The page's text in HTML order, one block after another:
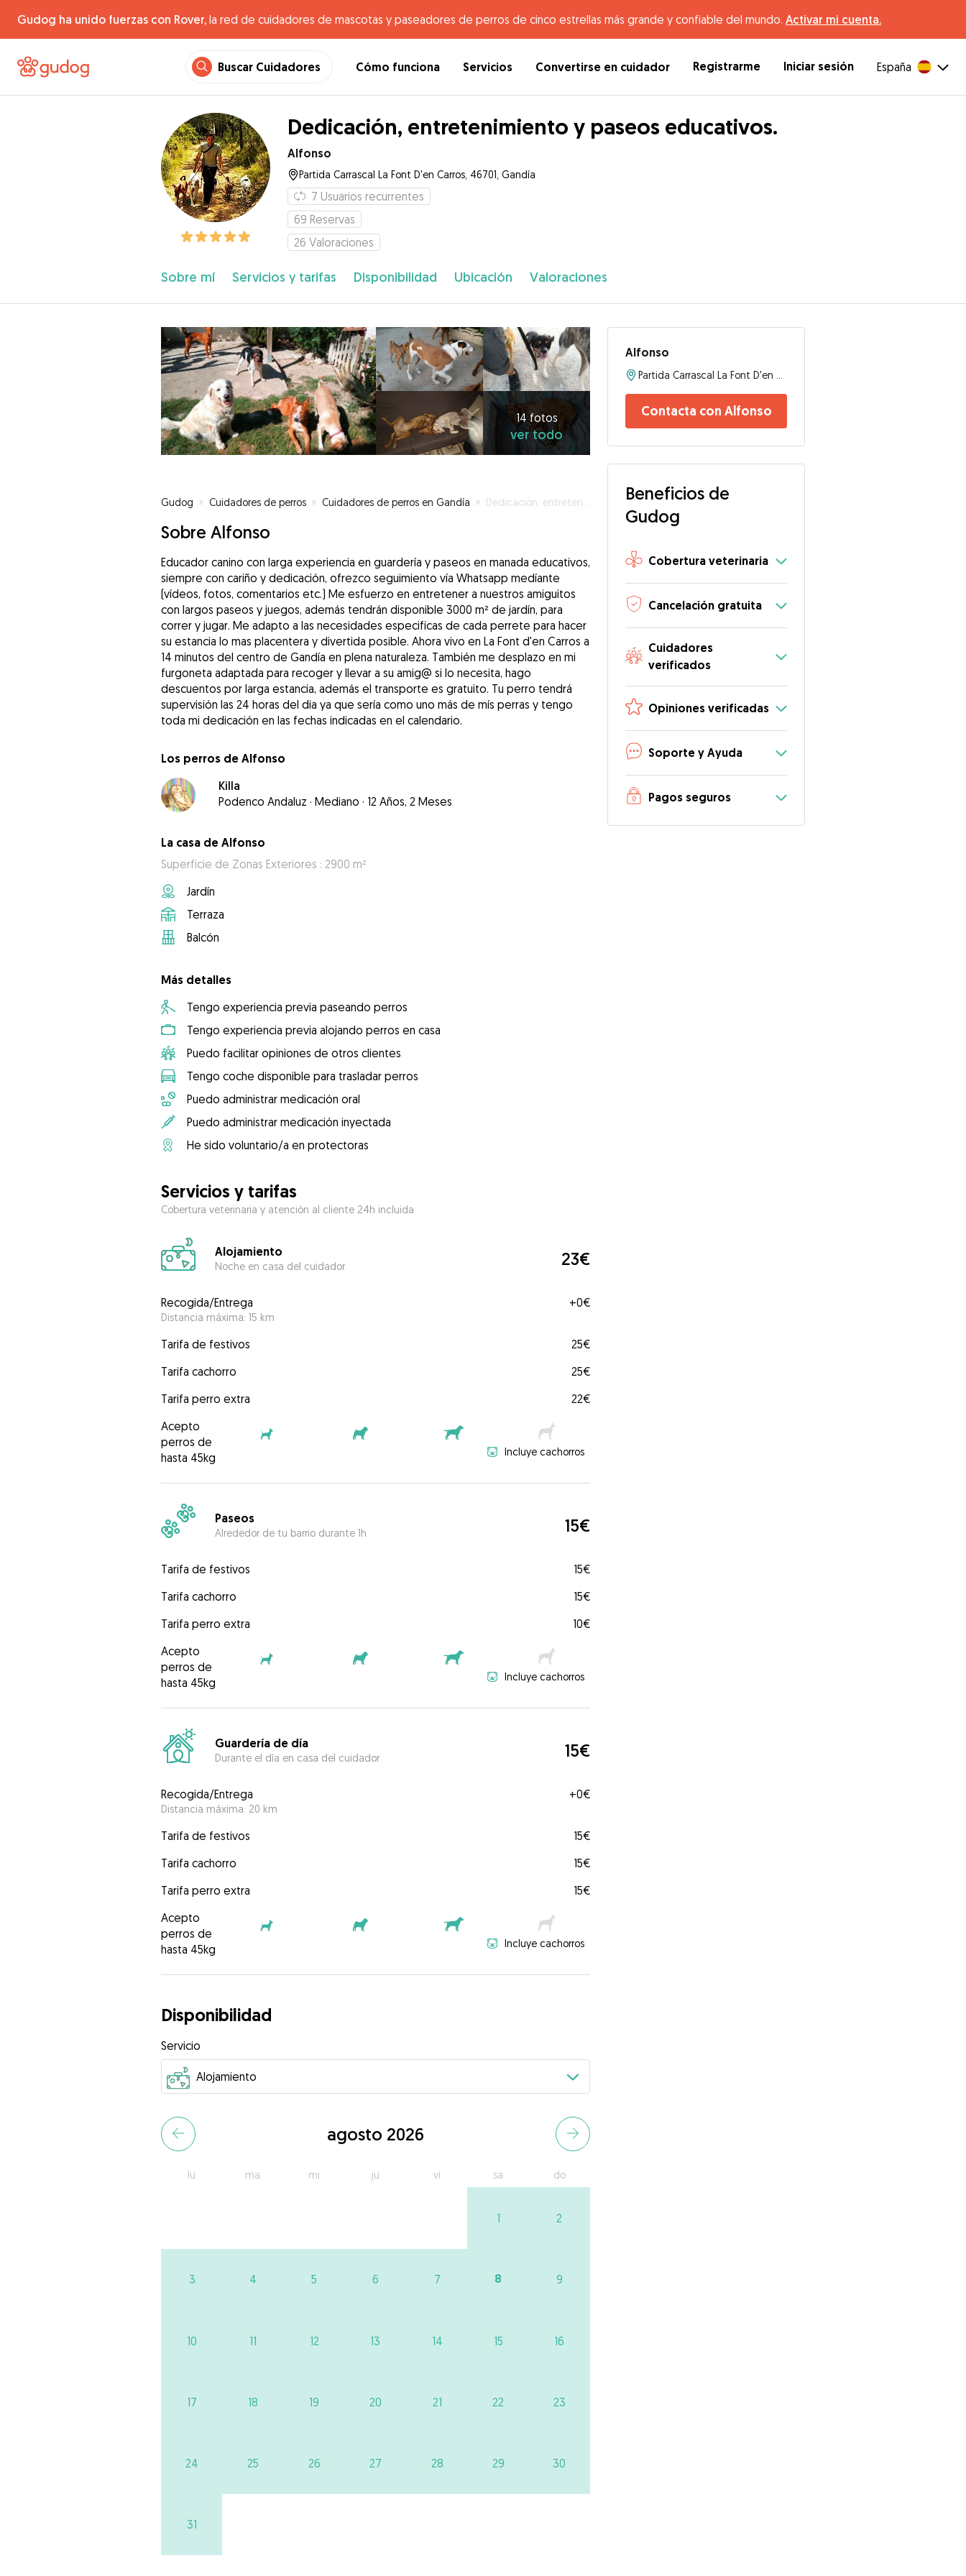
Gudog ha unido fuerzas con Rover, la red de cuidadores de mascotas y paseadores de perros de cinco estrellas más grande y confiable del mundo. Activar mi cuenta.
Buscar Cuidadores Cómo funciona Servicios Convertirse en cuidador Registrarme Iniciar sesión España
Dedicación, entretenimiento y paseos educativos.
Alfonso
Partida Carrascal La Font D'en Carros, 46701, Gandía
7 Usuarios recurrentes
69 Reservas
26 Valoraciones
Sobre mí Servicios y tarifas Disponibilidad Ubicación Valoraciones
14 fotos
ver todo
Gudog » Cuidadores de perros » Cuidadores de perros en Gandía » Dedicación, entretenimiento y paseos educativos.
Sobre Alfonso
Educador canino con larga experiencia en guardería y paseos en manada educativos,
siempre con cariño y dedicación, ofrezco seguimiento vía Whatsapp medíante
(vídeos, fotos, comentarios etc.) Me esfuerzo en entretener a nuestros amiguitos
con largos paseos y juegos, además tendrán disponible 3000 m² de jardín, para
correr y jugar. Me adapto a las necesidades especificas de cada perrete para hacer
su estancia lo mas placentera y divertida posible. Ahora vivo en La Font d'en Carros a
14 minutos del centro de Gandía en plena naturaleza. También me desplazo en mi
furgoneta adaptada para recoger y llevar a su amig@ si lo necesita, hago
descuentos por larga estancia, además el transporte es gratuito. Tu perro tendrá
supervisión las 24 horas del dia ya que sería como uno más de mís perras y tengo
toda mi dedicación en las fechas indicadas en el calendario.
Los perros de Alfonso
Killa
Podenco Andaluz · Mediano · 12 Años, 2 Meses
La casa de Alfonso
Superficie de Zonas Exteriores : 2900 m²
Jardín
Terraza
Balcón
Más detalles
Tengo experiencia previa paseando perros
Tengo experiencia previa alojando perros en casa
Puedo facilitar opiniones de otros clientes
Tengo coche disponible para trasladar perros
Puedo administrar medicación oral
Puedo administrar medicación inyectada
He sido voluntario/a en protectoras
Servicios y tarifas
Cobertura veterinaria y atención al cliente 24h incluida
Alojamiento
Noche en casa del cuidador 23€
Recogida/Entrega
Distancia máxima: 15 km
+0€
Tarifa de festivos
25€
Tarifa cachorro
25€
Tarifa perro extra
22€
Acepto
perros de
hasta 45kg
Incluye cachorros
Paseos
Alrededor de tu barrio durante 1h 15€
Tarifa de festivos
15€
Tarifa cachorro
15€
Tarifa perro extra
10€
Acepto
perros de
hasta 45kg
Incluye cachorros
Guardería de día
Durante el día en casa del cuidador 15€
Recogida/Entrega
Distancia máxima: 20 km
+0€
Tarifa de festivos
15€
Tarifa cachorro
15€
Tarifa perro extra
15€
Acepto
perros de
hasta 45kg
Incluye cachorros
Disponibilidad
Servicio
agosto 2026
lu ma mi ju vi sa do
1 2
3 4 5 6 7 8 9
10 11 12 13 14 15 16
17 18 19 20 21 22 23
24 25 26 27 28 29 30
31
Alfonso
Contacta con Alfonso
Beneficios de
Gudog
Cobertura veterinaria
Cancelación gratuita
Cuidadores
verificados
Opiniones verificadas
Soporte y Ayuda
Pagos seguros